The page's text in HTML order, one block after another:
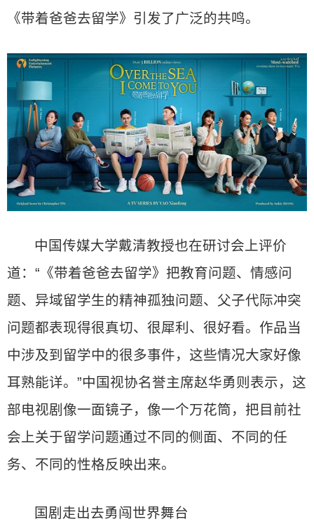
《带着爸爸去留学》引发了广泛的共鸣。
中国传媒大学戴清教授也在研讨会上评价
道：“《带着爸爸去留学》把教育问题、情感问
题、异域留学生的精神孤独问题、父子代际冲突
问题都表现得很真切、很犀利、很好看。作品当
中涉及到留学中的很多事件，这些情况大家好像
耳熟能详。”中国视协名誉主席赵华勇则表示，这
部电视剧像一面镜子，像一个万花筒，把目前社
会上关于留学问题通过不同的侧面、不同的任
务、不同的性格反映出来。
国剧走出去勇闯世界舞台